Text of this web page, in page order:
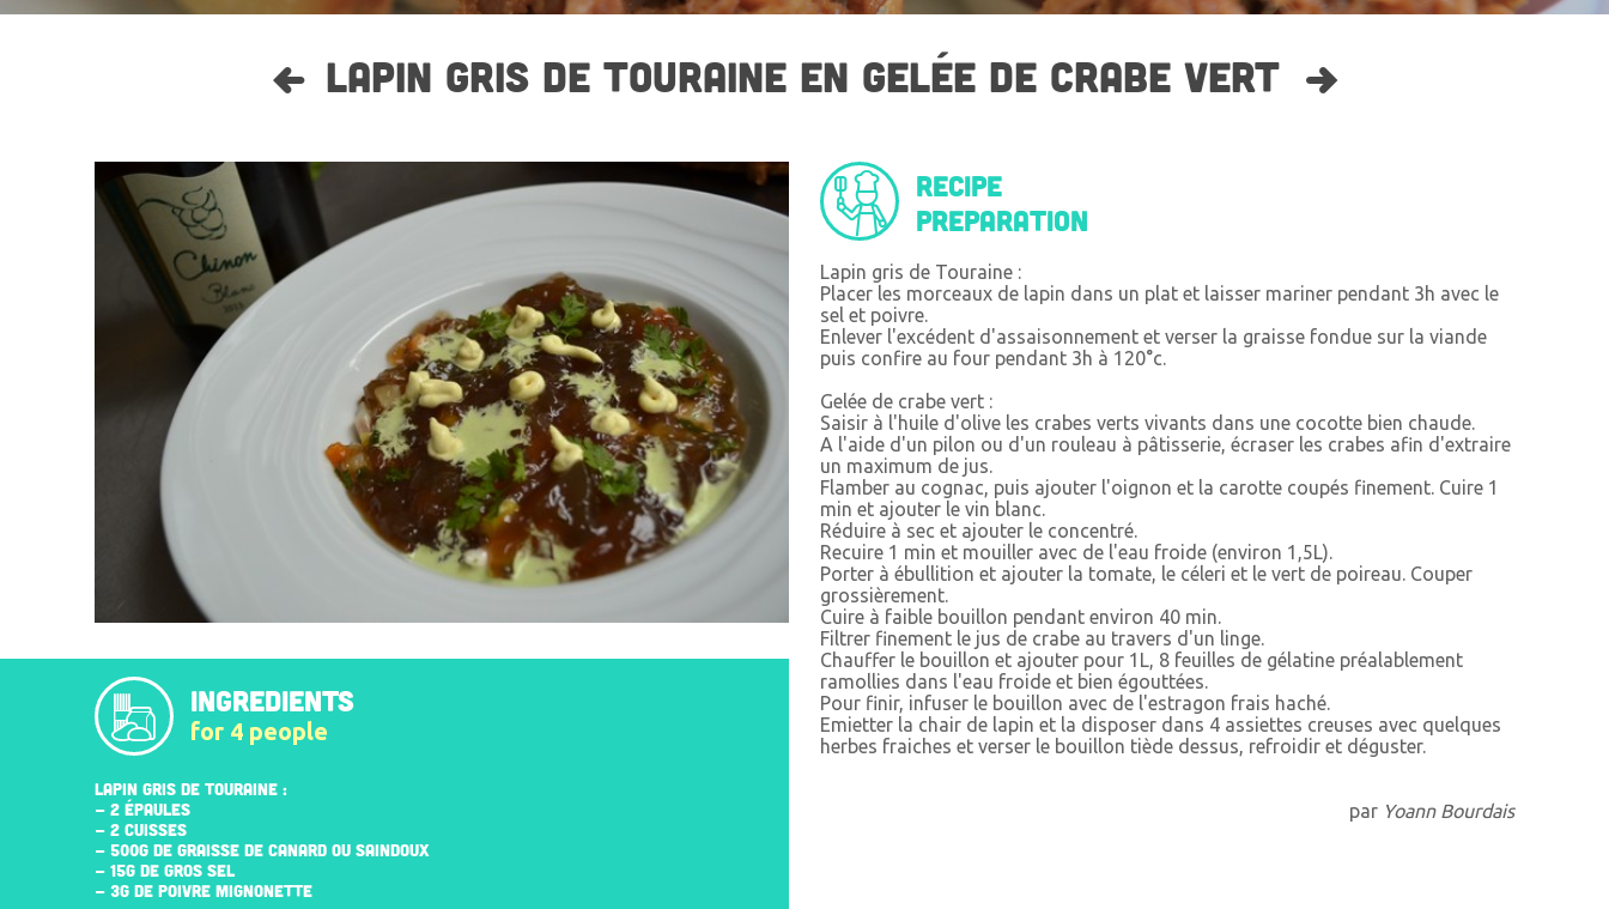
LAPIN GRIS DE TOURAINE EN GELÉE DE CRABE VERT
INGREDIENTS
for 4 people
LAPIN GRIS DE TOURAINE :
- 2 ÉPAULES
- 2 CUISSES
- 500G DE GRAISSE DE CANARD OU SAINDOUX
- 15G DE GROS SEL
- 3G DE POIVRE MIGNONETTE
Recipe
preparation
Lapin gris de Touraine :
Placer les morceaux de lapin dans un plat et laisser mariner pendant 3h avec le
sel et poivre.
Enlever l'excédent d'assaisonnement et verser la graisse fondue sur la viande
puis confire au four pendant 3h à 120°c.
Gelée de crabe vert :
Saisir à l'huile d'olive les crabes verts vivants dans une cocotte bien chaude.
A l'aide d'un pilon ou d'un rouleau à pâtisserie, écraser les crabes afin d'extraire
un maximum de jus.
Flamber au cognac, puis ajouter l'oignon et la carotte coupés finement. Cuire 1
min et ajouter le vin blanc.
Réduire à sec et ajouter le concentré.
Recuire 1 min et mouiller avec de l'eau froide (environ 1,5L).
Porter à ébullition et ajouter la tomate, le céleri et le vert de poireau. Couper
grossièrement.
Cuire à faible bouillon pendant environ 40 min.
Filtrer finement le jus de crabe au travers d'un linge.
Chauffer le bouillon et ajouter pour 1L, 8 feuilles de gélatine préalablement
ramollies dans l'eau froide et bien égouttées.
Pour finir, infuser le bouillon avec de l'estragon frais haché.
Emietter la chair de lapin et la disposer dans 4 assiettes creuses avec quelques
herbes fraiches et verser le bouillon tiède dessus, refroidir et déguster.
par Yoann Bourdais